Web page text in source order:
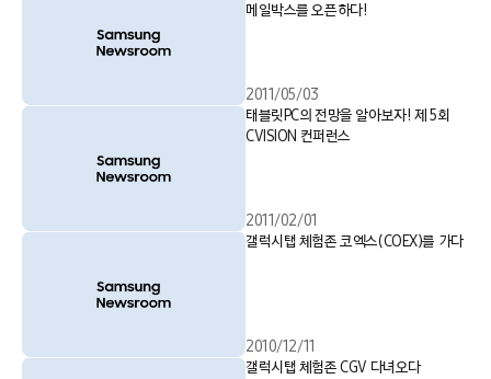
메일박스를 오픈하다!
2011/05/03
태블릿PC의 전망을 알아보자! 제 5회
CVISION 컨퍼런스
2011/02/01
갤럭시탭 체험존 코엑스(COEX)를 가다
2010/12/11
갤럭시탭 체험존 CGV 다녀오다